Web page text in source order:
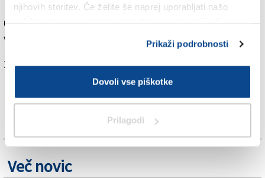
njihovih storitev. Če želite še naprej uporabljati našo
Prikaži podrobnosti
Dovoli vse piškotke
Prilagodi
namreč nasledil tržaško šolo risanja, ki jo je leta 1850
ustanovil prav baron Pasquale Revoltella, in sicer za
vse mlade ljudi, ki jih je privlačil industrijski razvoj.
Za branje in pisanje komentarjevje potrebna prijava
Več novic